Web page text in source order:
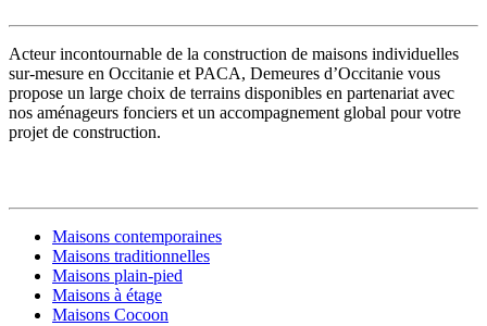
Acteur incontournable de la construction de maisons individuelles
sur-mesure en Occitanie et PACA, Demeures d’Occitanie vous
propose un large choix de terrains disponibles en partenariat avec
nos aménageurs fonciers et un accompagnement global pour votre
projet de construction.
Maisons contemporaines
Maisons traditionnelles
Maisons plain-pied
Maisons à étage
Maisons Cocoon